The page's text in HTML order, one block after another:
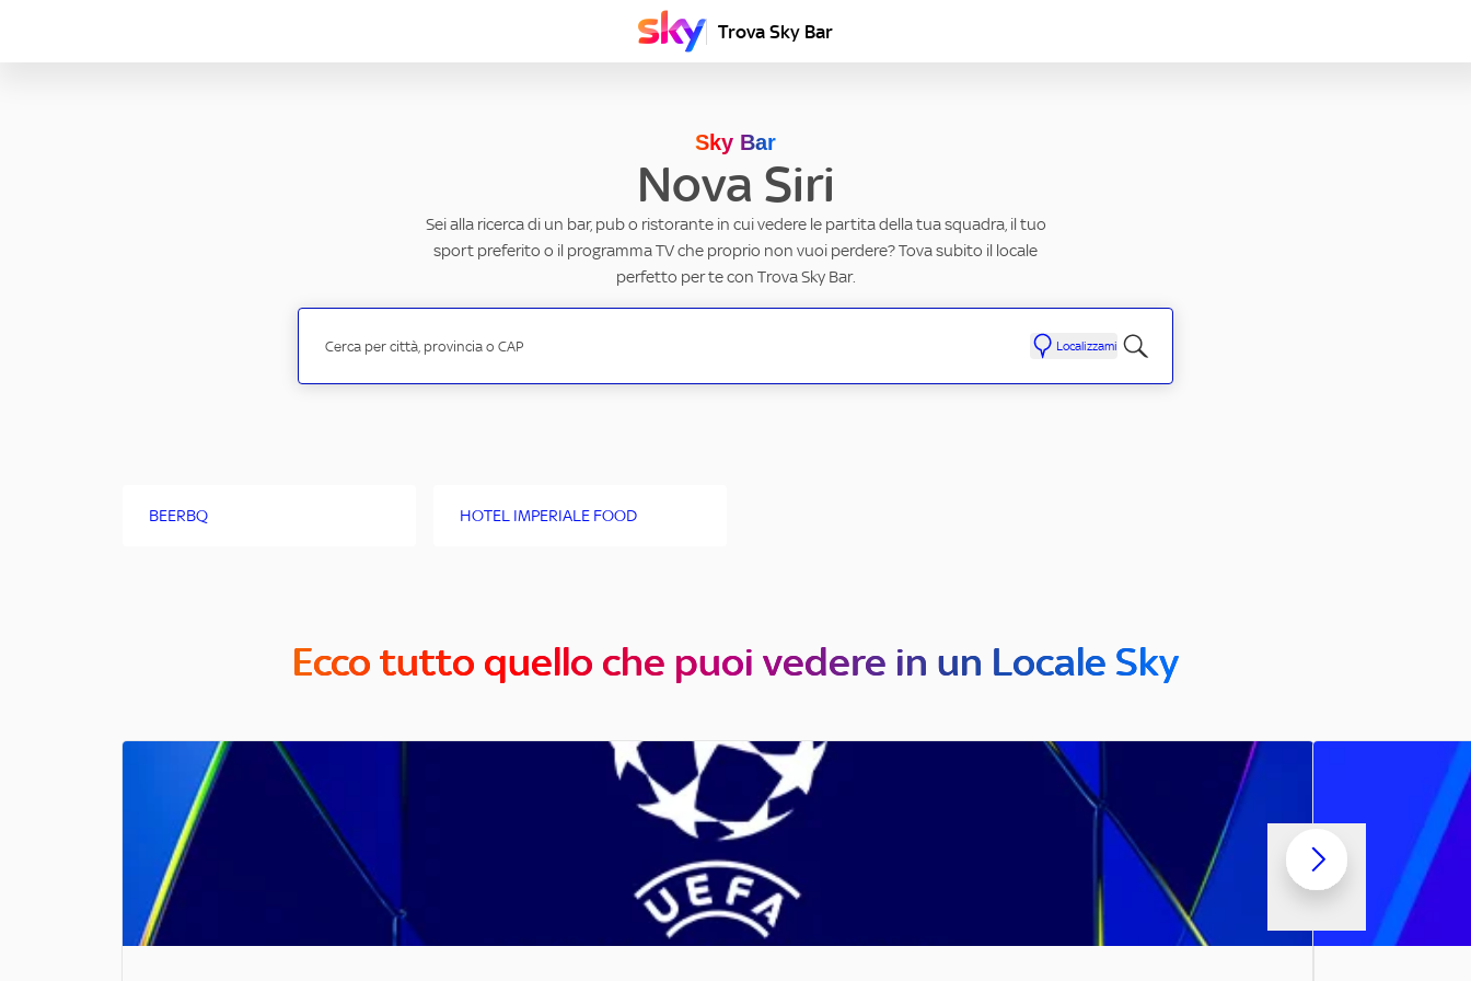
Trova Sky Bar
Sky Bar
Nova Siri
Sei alla ricerca di un bar, pub o ristorante in cui vedere le partita della tua squadra, il tuo
sport preferito o il programma TV che proprio non vuoi perdere? Tova subito il locale
perfetto per te con Trova Sky Bar.
Localizzami
BEERBQ HOTEL IMPERIALE FOOD
Ecco tutto quello che puoi vedere in un Locale Sky